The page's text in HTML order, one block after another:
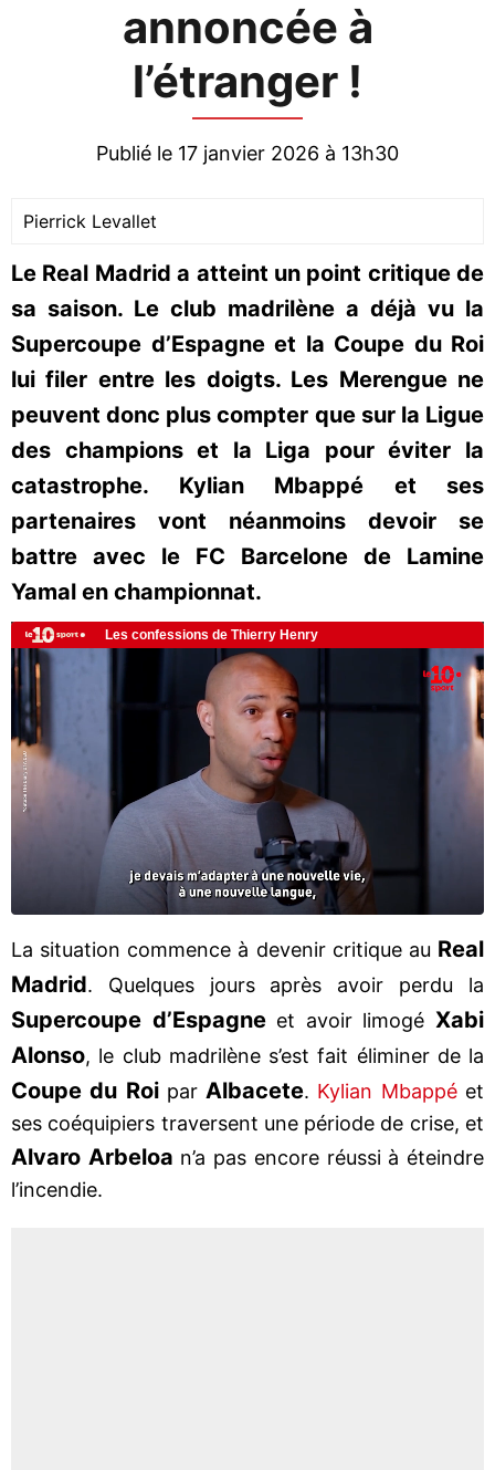
annoncée à
l’étranger !
Publié le 17 janvier 2026 à 13h30
Pierrick Levallet
Le Real Madrid a atteint un point critique de
sa saison. Le club madrilène a déjà vu la
Supercoupe d’Espagne et la Coupe du Roi
lui filer entre les doigts. Les Merengue ne
peuvent donc plus compter que sur la Ligue
des champions et la Liga pour éviter la
catastrophe. Kylian Mbappé et ses
partenaires vont néanmoins devoir se
battre avec le FC Barcelone de Lamine
Yamal en championnat.
La situation commence à devenir critique au Real
Madrid. Quelques jours après avoir perdu la
Supercoupe d’Espagneet avoir limogéXabi
Alonso, le club madrilène s’est fait éliminer de la
Coupe du Roipar Albacete. Kylian Mbappéet
ses coéquipiers traversent une période de crise, et
Alvaro Arbeloa n’a pas encore réussi à éteindre
l’incendie.